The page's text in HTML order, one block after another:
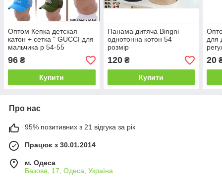
Оптом Кепка детская
катон + сетка " GUCCI для
мальчика р 54-55
96 ₴
Купити
Панама дитяча Bingni
однотонна котон 54
розмір
120₴
Купити
для
20
Про нас
95% позитивних з 21 відгука за рік
Працює з 30.01.2014
м. Одеса
Базова, 17, Одеса, Україна